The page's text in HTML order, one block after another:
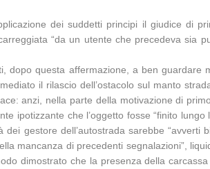
dei suddetti principi il giudice di
“da un utente che precedeva sia
questa affermazione, a ben guardare
il rilascio dell’ostacolo sul manto
anzi, nella parte della motivazione di
ipotizzante che l’oggetto fosse “finito
gestore dell’autostrada sarebbe “avverti
mancanza di precedenti segnalazioni”,
dimostrato che la presenza della